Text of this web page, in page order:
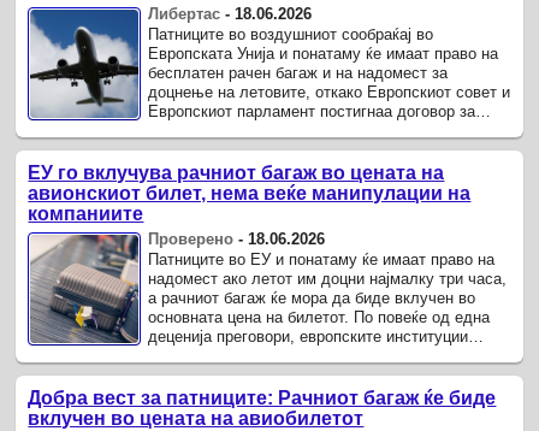
Либертас - 18.06.2026
Патниците во воздушниот сообраќај во
Европската Унија и понатаму ќе имаат право на
бесплатен рачен багаж и на надомест за
доцнење на летовите, откако Европскиот совет и
Европскиот парламент постигнаа договор за
ЕУ го вклучува рачниот багаж во цената на
авионскиот билет, нема веќе манипулации на
компаниите
Проверено -18.06.2026
Патниците во ЕУ и понатаму ќе имаат право на
надомест ако летот им доцни најмалку три часа,
а рачниот багаж ќе мора да биде вклучен во
основната цена на билетот. По повеќе од една
деценија преговори, европските институции
заштита на ...
Добра вест за патниците: Рачниот багаж ќе биде
вклучен во цената на авиобилетот